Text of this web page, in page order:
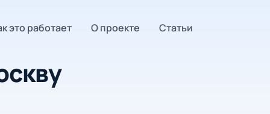
это работает О проекте Статьи